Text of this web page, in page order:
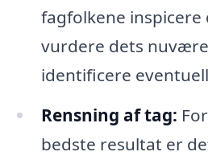
fagfolkene
vurdere dets
identificere
Rensning af tag:
bedste resultat er